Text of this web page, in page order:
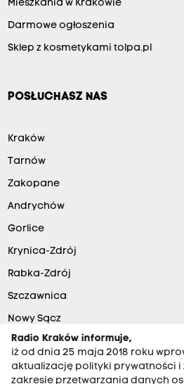
Mieszkania w Krakowie
Darmowe ogłoszenia
Sklep z kosmetykami tolpa.pl
POSŁUCHASZ NAS
Kraków
Tarnów
Zakopane
Andrychów
Gorlice
Krynica-Zdrój
Rabka-Zdrój
Szczawnica
Nowy Sącz
Radio Kraków informuje,
iż od dnia 25 maja 2018 roku
aktualizację polityki prywatności i
zakresie przetwarzania danych